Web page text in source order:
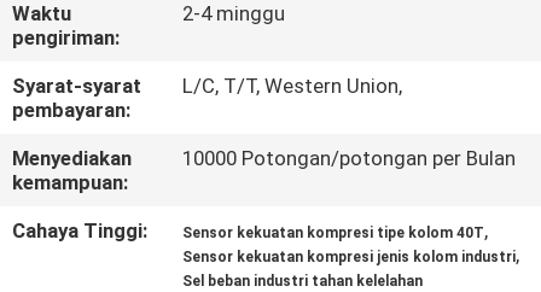
KUALITAS
HUBUNGI
KAMI
PERMINTAAN
PENAWARAN
Waktu
pengiriman:
2-4 minggu
Syarat-syarat
pembayaran:
L/C, T/T, Western Union,
Menyediakan
kemampuan:
10000 Potongan/potongan per Bulan
Cahaya Tinggi: Sensor kekuatan kompresi tipe kolom 40T,
Sensor kekuatan kompresi jenis kolom industri,
Sel beban industri tahan kelelahan